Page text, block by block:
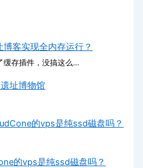
博客实现全内存运行？
缓存插件，没搞这么…
址博物馆
的vps是纯ssd磁盘吗？
的vps是纯ssd磁盘吗？